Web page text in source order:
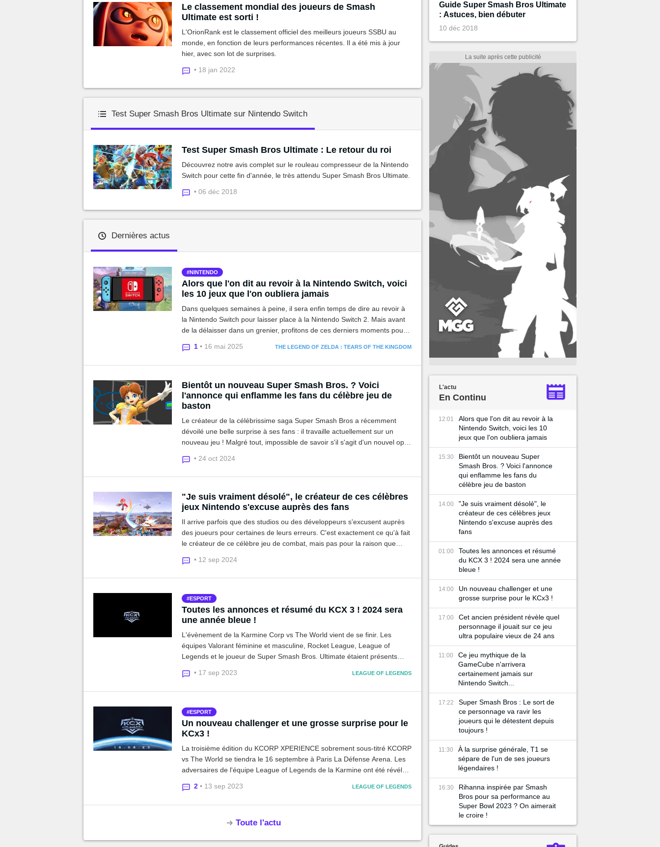
Le classement mondial des joueurs de Smash
Ultimate est sorti !
L'OrionRank est le classement officiel des meilleurs joueurs SSBU au
monde, en fonction de leurs performances récentes. Il a été mis à jour
hier, avec son lot de surprises.
• 18 jan 2022
Test Super Smash Bros Ultimate sur Nintendo Switch
Test Super Smash Bros Ultimate : Le retour du roi
Découvrez notre avis complet sur le rouleau compresseur de la Nintendo
Switch pour cette fin d'année, le très attendu Super Smash Bros Ultimate.
• 06 déc 2018
Dernières actus
NINTENDO
Alors que l'on dit au revoir à la Nintendo Switch, voici
les 10 jeux que l'on oubliera jamais
Dans quelques semaines à peine, il sera enfin temps de dire au revoir à
la Nintendo Switch pour laisser place à la Nintendo Switch 2. Mais avant
de la délaisser dans un grenier, profitons de ces derniers moments pour
1 • 16 mai 2025 THE LEGEND OF ZELDA : TEARS OF THE KINGDOM
Bientôt un nouveau Super Smash Bros. ? Voici
l'annonce qui enflamme les fans du célèbre jeu de
baston
Le créateur de la célébrissime saga Super Smash Bros a récemment
dévoilé une belle surprise à ses fans : il travaille actuellement sur un
nouveau jeu ! Malgré tout, impossible de savoir s'il s'agit d'un nouvel opus
• 24 oct 2024
"Je suis vraiment désolé", le créateur de ces célèbres
jeux Nintendo s'excuse auprès des fans
Il arrive parfois que des studios ou des développeurs s'excusent auprès
des joueurs pour certaines de leurs erreurs. C'est exactement ce qu'à fait
le créateur de ce célèbre jeu de combat, mais pas pour la raison que
• 12 sep 2024
ESPORT
Toutes les annonces et résumé du KCX 3 ! 2024 sera
une année bleue !
L'évènement de la Karmine Corp vs The World vient de se finir. Les
équipes Valorant féminine et masculine, Rocket League, League of
Legends et le joueur de Super Smash Bros. Ultimate étaient présents
soirée de folie !
• 17 sep 2023 LEAGUE OF LEGENDS
ESPORT
Un nouveau challenger et une grosse surprise pour le
KCx3 !
La troisième édition du KCORP XPERIENCE sobrement sous-titré KCORP
vs The World se tiendra le 16 septembre à Paris La Défense Arena. Les
adversaires de l'équipe League of Legends de la Karmine ont été révélés,
2 • 13 sep 2023 LEAGUE OF LEGENDS
Toute l'actu
Guide Super Smash Bros Ultimate
: Astuces, bien débuter
10 déc 2018
L'actu
En Continu
12:01
Alors que l'on dit au revoir à la
Nintendo Switch, voici les 10
jeux que l'on oubliera jamais
15:30
Bientôt un nouveau Super
Smash Bros. ? Voici l'annonce
qui enflamme les fans du
célèbre jeu de baston
14:00
"Je suis vraiment désolé", le
créateur de ces célèbres jeux
Nintendo s'excuse auprès des
fans
01:00
Toutes les annonces et résumé
du KCX 3 ! 2024 sera une année
bleue !
14:00
Un nouveau challenger et une
grosse surprise pour le KCx3 !
17:00
Cet ancien président révèle quel
personnage il jouait sur ce jeu
ultra populaire vieux de 24 ans
11:00
Ce jeu mythique de la
GameCube n'arrivera
certainement jamais sur
Nintendo Switch...
17:22
Super Smash Bros : Le sort de
ce personnage va ravir les
joueurs qui le détestent depuis
toujours !
11:30
À la surprise générale, T1 se
sépare de l'un de ses joueurs
légendaires !
16:30
Rihanna inspirée par Smash
Bros pour sa performance au
Super Bowl 2023 ? On aimerait
le croire !